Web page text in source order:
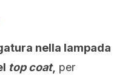
nella lampada
top coat, per